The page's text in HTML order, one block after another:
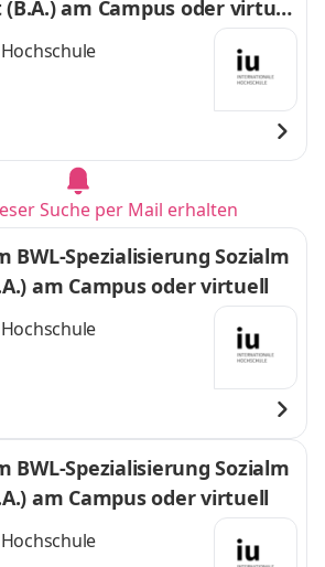
am Campus oder virtuel
Suche per Mail erhalten
BWL-Spezialisierung Sozialm
am Campus oder virtuell
BWL-Spezialisierung Sozialm
am Campus oder virtuell